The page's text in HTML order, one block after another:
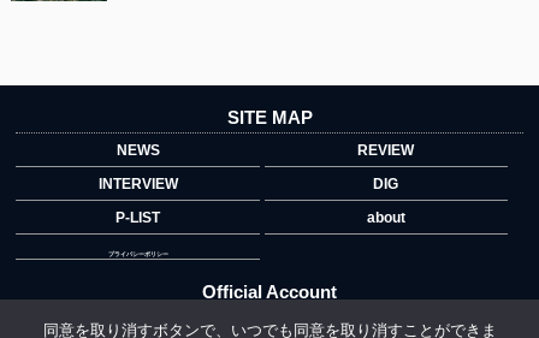
SITE MAP
NEWS
REVIEW
INTERVIEW
DIG
P-LIST
about
プライバシーポリシー
Official Account
同意を取り消すボタンで、いつでも同意を取り消すことができま